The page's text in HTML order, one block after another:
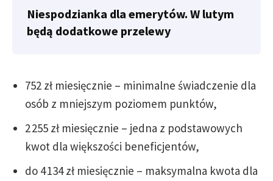
Niespodzianka dla emerytów. W lutym
będą dodatkowe przelewy
752 zł miesięcznie – minimalne świadczenie dla
osób z mniejszym poziomem punktów,
2 255 zł miesięcznie – jedna z podstawowych
kwot dla większości beneficjentów,
do 4 134 zł miesięcznie – maksymalna kwota dla